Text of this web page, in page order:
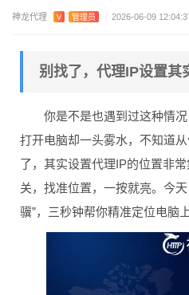
神龙代理 V 管理员 / 2026-06-09
别找了，代理IP设置其
你是不是也遇到过这种情
打开电脑却一头雾水，不知道
了，其实设置代理IP的位置非
关，找准位置，一按就亮。今
骥”，三秒钟帮你精准定位电脑